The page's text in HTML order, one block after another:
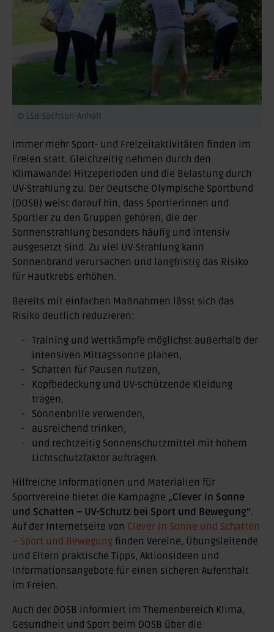
© LSB Sachsen-Anhalt
Immer mehr Sport- und Freizeitaktivitäten finden im
Freien statt. Gleichzeitig nehmen durch den
Klimawandel Hitzeperioden und die Belastung durch
UV-Strahlung zu. Der Deutsche Olympische Sportbund
(DOSB) weist darauf hin, dass Sportlerinnen und
Sportler zu den Gruppen gehören, die der
Sonnenstrahlung besonders häufig und intensiv
ausgesetzt sind. Zu viel UV-Strahlung kann
Sonnenbrand verursachen und langfristig das Risiko
für Hautkrebs erhöhen.
Bereits mit einfachen Maßnahmen lässt sich das
Risiko deutlich reduzieren:
Training und Wettkämpfe möglichst außerhalb der
intensiven Mittagssonne planen,
Schatten für Pausen nutzen,
Kopfbedeckung und UV-schützende Kleidung
tragen,
Sonnenbrille verwenden,
ausreichend trinken,
und rechtzeitig Sonnenschutzmittel mit hohem
Lichtschutzfaktor auftragen.
Hilfreiche Informationen und Materialien für
Sportvereine bietet die Kampagne „Clever in Sonne
und Schatten – UV-Schutz bei Sport und Bewegung“.
Auf der Internetseite von Clever in Sonne und Schatten
– Sport und Bewegung finden Vereine, Übungsleitende
und Eltern praktische Tipps, Aktionsideen und
Informationsangebote für einen sicheren Aufenthalt
im Freien.
Auch der DOSB informiert im Themenbereich Klima,
Gesundheit und Sport beim DOSB über die